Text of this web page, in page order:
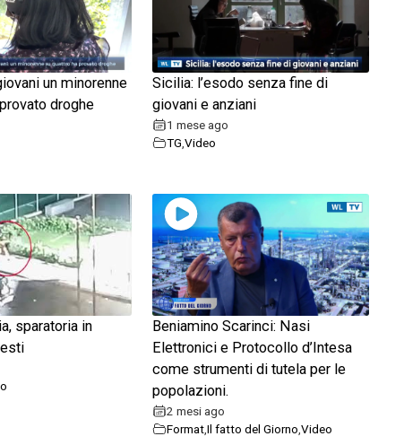
un minorenne
droghe
Sicilia: l’esodo senza fine di
giovani e anziani
1 mese ago
TG,Video
sparatoria in
Beniamino Scarinci: Nasi
Elettronici e Protocollo d’Intesa
come strumenti di tutela per le
popolazioni.
2 mesi ago
Format,Il fatto del Giorno Video